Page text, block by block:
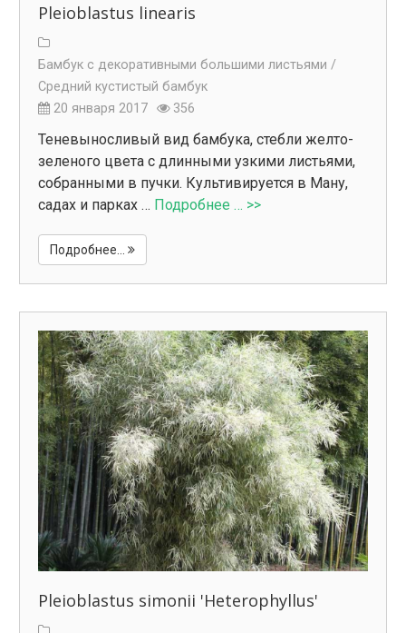
Pleioblastus linearis
Бамбук с декоративными большими листьями /
Средний кустистый бамбук
20 января 2017
356
Теневыносливый вид бамбука, стебли желто-
зеленого цвета с длинными узкими листьями,
собранными в пучки. Культивируется в Ману,
садах и парках … Подробнее … >>
Подробнее...
Pleioblastus simonii 'Heterophyllus'